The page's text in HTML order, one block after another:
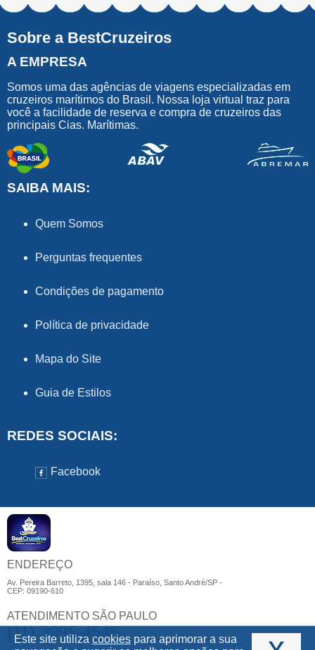
Sobre a BestCruzeiros
A EMPRESA
Somos uma das agências de viagens especializadas em
cruzeiros marítimos do Brasil. Nossa loja virtual traz para
você a facilidade de reserva e compra de cruzeiros das
principais Cias. Marítimas.
SAIBA MAIS:
Quem Somos
Perguntas frequentes
Condições de pagamento
Política de privacidade
Mapa do Site
Guia de Estilos
REDES SOCIAIS:
Facebook
ENDEREÇO
Av. Pereira Barreto, 1395, sala 146 - Paraíso, Santo André/SP -
CEP: 09190-610
ATENDIMENTO SÃO PAULO
(11) 3995-4545
Este site utiliza cookies para aprimorar a sua